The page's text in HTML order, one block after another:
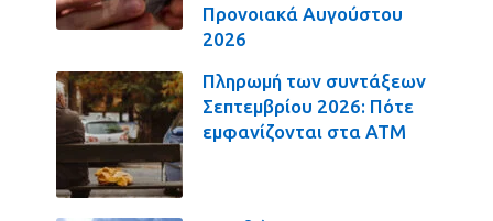
Προνοιακά Αυγούστου
2026
Πληρωμή των συντάξεων
Σεπτεμβρίου 2026: Πότε
εμφανίζονται στα ΑΤΜ